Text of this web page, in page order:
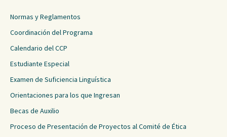
Normas y Reglamentos
Coordinación del Programa
Calendario del CCP
Estudiante Especial
Examen de Suficiencia Linguística
Orientaciones para los que Ingresan
Becas de Auxilio
Proceso de Presentación de Proyectos al Comité de Ética